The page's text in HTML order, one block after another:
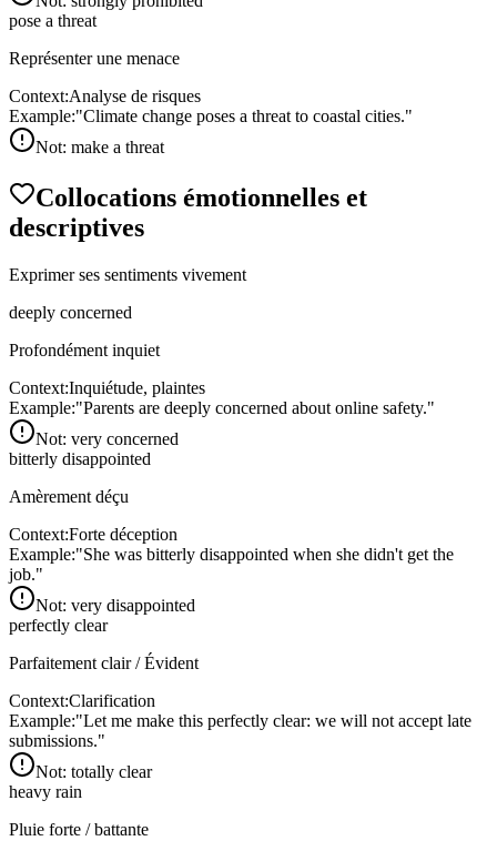
pose a threat
Représenter une menace
Context:Analyse de risques
Example:"Climate change poses a threat to coastal cities."
Not: make a threat
Collocations émotionnelles et
descriptives
Exprimer ses sentiments vivement
deeply concerned
Profondément inquiet
Context:Inquiétude, plaintes
Example:"Parents are deeply concerned about online safety."
Not: very concerned
bitterly disappointed
Amèrement déçu
Context:Forte déception
Example:"She was bitterly disappointed when she didn't get the
job."
Not: very disappointed
perfectly clear
Parfaitement clair / Évident
Context:Clarification
Example:"Let me make this perfectly clear: we will not accept late
submissions."
Not: totally clear
heavy rain
Pluie forte / battante